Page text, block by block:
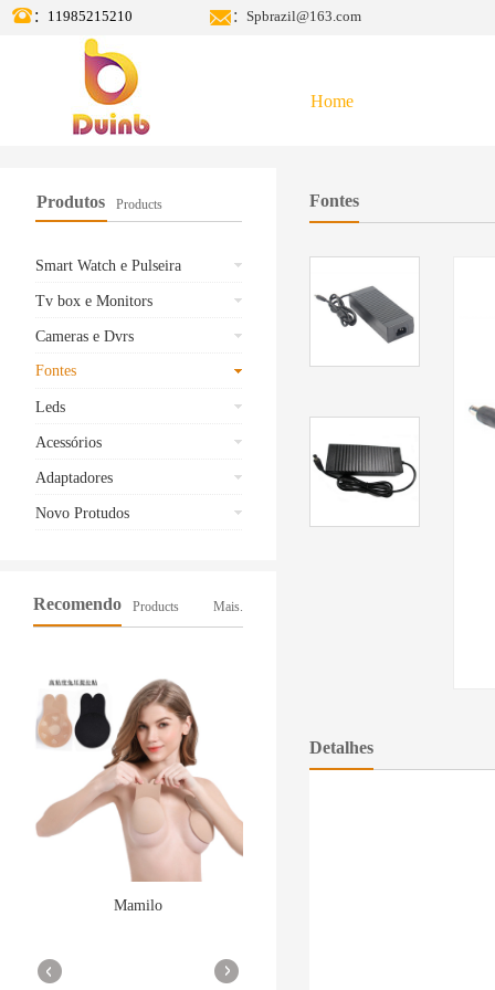
：11985215210 ：Spbrazil@163.com
Home
Produtos Products
Smart Watch e Pulseira
Tv box e Monitors
Cameras e Dvrs
Fontes
Leds
Acessórios
Adaptadores
Novo Protudos
Recomendo Products Mais.
Mamilo
Fontes
Detalhes